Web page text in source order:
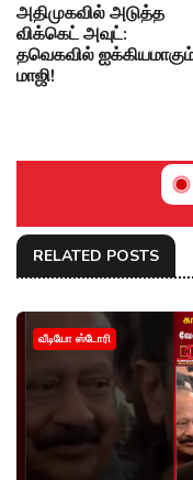
அதிமுகவில் அடுத்த
விக்கெட் அவுட்:
தவெகவில்
மாஜி!
RELATED POSTS
வீடியோ ஸ்டோரி